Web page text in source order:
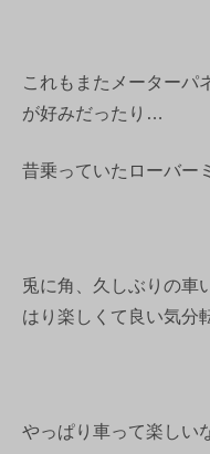
これもまたメーターパ
が好みだったり…
昔乗っていたローバー
兎に角、久しぶりの車
はり楽しくて良い気分
やっぱり車って楽しい